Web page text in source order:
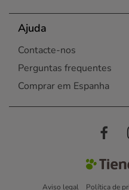
Ajuda
Contacte-nos
Perguntas frequentes
Comprar em Espanha
Aviso legal Política de